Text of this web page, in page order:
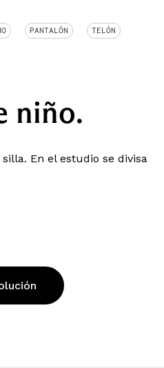
PANTALÓN TELÓN
niño.
En el estudio se divisa